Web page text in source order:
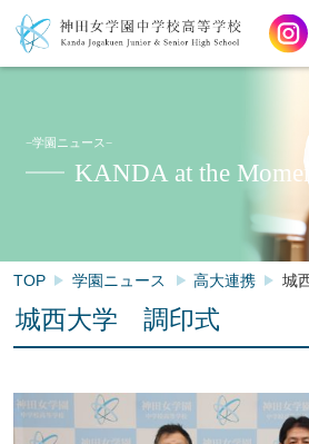
−学園ニュース−
KANDA at the
TOP 学園ニュース 高大連携 城
城西大学 調印式